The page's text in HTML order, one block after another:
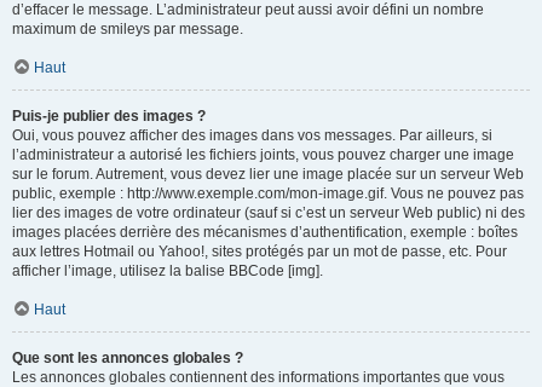
d’effacer le message. L’administrateur peut aussi avoir défini un nombre
maximum de smileys par message.
Haut
Puis-je publier des images ?
Oui, vous pouvez afficher des images dans vos messages. Par ailleurs, si
l’administrateur a autorisé les fichiers joints, vous pouvez charger une image
sur le forum. Autrement, vous devez lier une image placée sur un serveur Web
public, exemple : http://www.exemple.com/mon-image.gif. Vous ne pouvez pas
lier des images de votre ordinateur (sauf si c’est un serveur Web public) ni des
images placées derrière des mécanismes d’authentification, exemple : boîtes
aux lettres Hotmail ou Yahoo!, sites protégés par un mot de passe, etc. Pour
afficher l’image, utilisez la balise BBCode [img].
Haut
Que sont les annonces globales ?
Les annonces globales contiennent des informations importantes que vous